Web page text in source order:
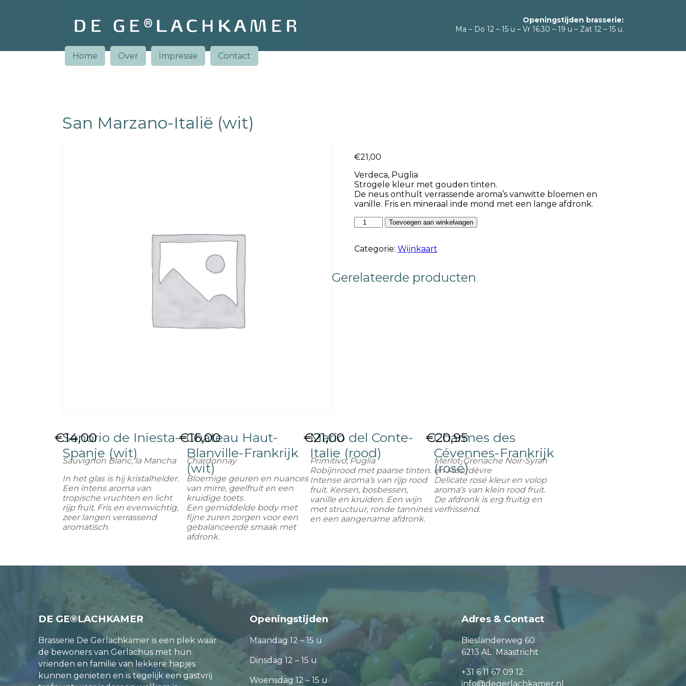
Openingstijden brasserie:
Ma – Do 12 – 15 u – Vr 16.30 – 19 u – Zat 12 – 15 u.
Home Over Impressie Contact
San Marzano-Italië (wit)
€21,00
Verdeca, Puglia
Strogele kleur met gouden tinten.
De neus onthult verrassende aroma’s vanwitte bloemen en
vanille. Fris en mineraal inde mond met een lange afdronk.
San
Marzano-
(wit)
Toevoegen aan winkelwagen
Categorie: Wijnkaart
Gerelateerde producten
Senorio de Iniesta-
Spanje (wit)
€14,00
Sauvignon Blanc, la Mancha
In het glas is hij kristalhelder.
Een intens aroma van
tropische vruchten en licht
rijp fruit. Fris en evenwichtig,
zeer langen verrassend
aromatisch.
Chateau Haut-
Blanville-Frankrijk
(wit)
€16,00
Chardonnay
Bloemige geuren en nuances
van mirre, geelfruit en een
kruidige toets.
Een gemiddelde body met
fijne zuren zorgen voor een
gebalanceerde smaak met
afdronk.
Mario del Conte-
Italïe (rood)
€21,00
Primitivo, Puglia
Robijnrood met paarse tinten.
Intense aroma’s van rijp rood
fruit. Kersen, bosbessen,
vanille en kruiden. Een wijn
met structuur, ronde tannines
en een aangename afdronk.
Charmes des
Cévennes-Frankrijk
(rosé)
€20,95
Merlot-Grenache Noir-Syrah
en Mourdèvre
Delicate rosé kleur en volop
aroma’s van klein rood fruit.
De afdronk is erg fruitig en
verfrissend.
DE GE®LACHKAMER
Brasserie De Gerlachkamer is een plek waar
de bewoners van Gerlachus met hun
vrienden en familie van lekkere hapjes
kunnen genieten en is tegelijk een gastvrij
Openingstijden
Maandag 12 – 15 u
Dinsdag 12 – 15 u
Woensdag 12 – 15 u
Adres & Contact
Bieslanderweg 60
6213 AL Maastricht
+31 6 11 67 09 12
info@degerlachkamer.nl